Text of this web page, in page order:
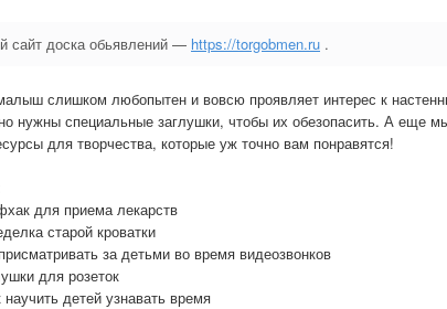
сайт доска обьявлений — https://torgobmen.ru .
слишком любопытен и вовсю проявляет интерес к
нужны специальные заглушки, чтобы их обезопасить. А еще
для творчества, которые уж точно вам понравятся!
для приема лекарств
старой кроватки
за детьми во время видеозвонков
для розеток
детей узнавать время